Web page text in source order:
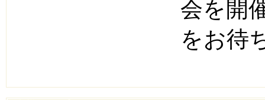
会を開
をお待